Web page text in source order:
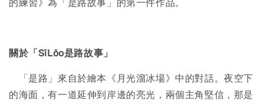
的練習》為「是路故事」的第一件作品。
關於「SīLōo是路故事」
「是路」來自於繪本《月光溜冰場》中的對話。夜空下
的海面，有一道延伸到岸邊的亮光，兩個主角堅信，那是